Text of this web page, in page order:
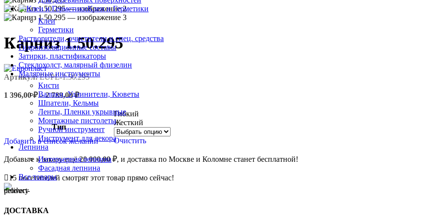
Клеи и Герметики
Клеи
Герметики
Растворители, очистители и спец. средства
Гидроизоляционные составы
Затирки, пластификаторы
Стеклохолст, малярный флизелин
Малярные инструменты
Кисти
Валики, Удлинители, Кюветы
Шпатели, Кельмы
Ленты, Пленки укрывные
Монтажные пистолеты
Ручной инструмент
Инструмент для декора
Лепнина
Интерьерная лепнина
Фасадная лепнина
Все товары
Карниз 1.50.295
Артикул:EUPL-1.50.295
1 396,00₽ – 2 789,00₽
Тип
Гибкий
Жесткий
Очистить
Добавить в список желаний
Добавьте к заказу ещё20 000,00₽, и доставка по Москве и Коломне станет бесплатной!
15 посетителей смотрят этот товар прямо сейчас!
ДОСТАВКА